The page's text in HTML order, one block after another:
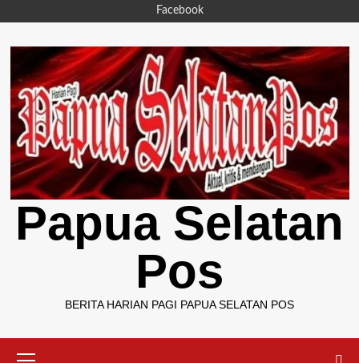
content
Facebook
Papua Selatan
Pos
BERITA HARIAN PAGI PAPUA SELATAN POS